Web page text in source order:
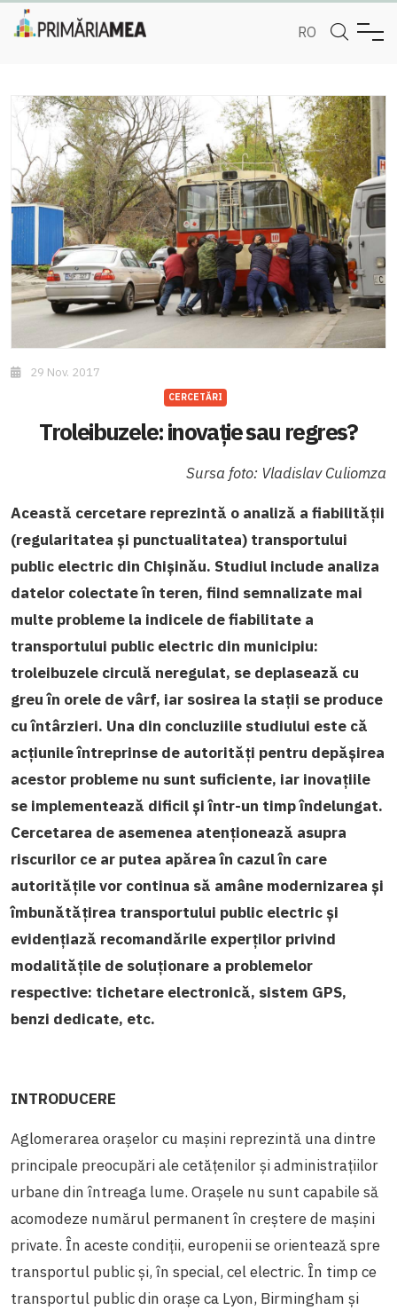
RO
29 Nov. 2017
CERCETĂRI
Troleibuzele: inovație sau regres?
Sursa foto: Vladislav Culiomza
Această cercetare reprezintă o analiză a fiabilității
(regularitatea și punctualitatea) transportului
public electric din Chișinău. Studiul include analiza
datelor colectate în teren, fiind semnalizate mai
multe probleme la indicele de fiabilitate a
transportului public electric din municipiu:
troleibuzele circulă neregulat, se deplasează cu
greu în orele de vârf, iar sosirea la stații se produce
cu întârzieri. Una din concluziile studiului este că
acțiunile întreprinse de autorități pentru depășirea
acestor probleme nu sunt suficiente, iar inovațiile
se implementează dificil și într-un timp îndelungat.
Cercetarea de asemenea atenționează asupra
riscurilor ce ar putea apărea în cazul în care
autoritățile vor continua să amâne modernizarea și
îmbunătățirea transportului public electric și
evidențiază recomandările experților privind
modalitățile de soluționare a problemelor
respective: tichetare electronică, sistem GPS,
benzi dedicate, etc.
INTRODUCERE
Aglomerarea orașelor cu mașini reprezintă una dintre
principale preocupări ale cetățenilor și administrațiilor
urbane din întreaga lume. Orașele nu sunt capabile să
acomodeze numărul permanent în creștere de mașini
private. În aceste condiții, europenii se orientează spre
transportul public și, în special, cel electric. În timp ce
transportul public din orașe ca Lyon, Birmingham și